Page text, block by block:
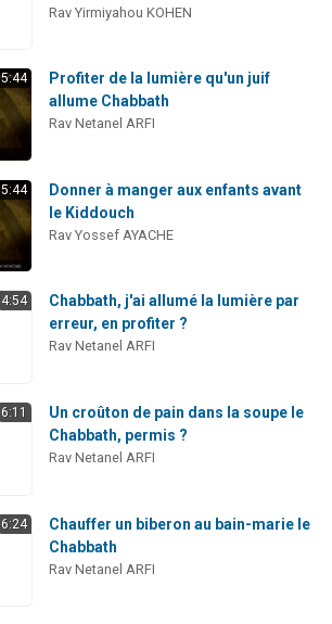
Rav Yirmiyahou KOHEN
5:44
Profiter de la lumière qu'un juif
allume Chabbath
Rav Netanel ARFI
5:44
Donner à manger aux enfants avant
le Kiddouch
Rav Yossef AYACHE
4:54
Chabbath, j'ai allumé la lumière par
erreur, en profiter ?
Rav Netanel ARFI
6:11
Un croûton de pain dans la soupe le
Chabbath, permis ?
Rav Netanel ARFI
6:24
Chauffer un biberon au bain-marie le
Chabbath
Rav Netanel ARFI